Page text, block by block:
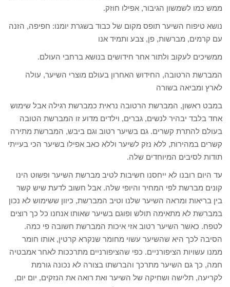
ממש כמו לשמשון הגיבור, אפילו חוזק.
נושא טיפוח השיער תופס מקום של כבוד בשגרת יומנו: חפיפה, הזנה
עם קרמים, מברשות, פן, צבע ותמיד אנו
ממשיכים לעקוב ולתור אחר חידושים בנושא ברחבי העולם.
המברשת הרטובה, החידוש האחרון בעולם מוצרי השיער, עולה
לארץ ומביאה בשורה
במבט ראשון, המברשת הרטובה נראית כמברשת רגילה אבל שימוש
אחד בלבד יבהיר לנשים, גברים, וילדים מדוע זו המברשת הטובה
בעולם להתרת קשרים. גם בשיער רטוב וגם ביבש, המברשת מתירה
קשרים במהירות, ללא נזק לשיער וללא כאב אפילו בשיער הכי בעייתי
תודות לסיבים המיוחדים שלה.
עד היום רובנו לא ייחסנו חשיבות לטיב מברשת השיער ופשוט הינו
קונים מברשת לפי המחיר והיופי שלה. אבל חשוב לדעת שיש קשר
בין בריאות ומראה השיער שלנו וטיב המברשת, כיוון ששימוש לא נכון
במברשת לא מתאימה תולש ופוגם בשיער שאותו אנחנו כל כך רוצים
לטפח. כאשר השיער רטוב אזי איכות המברשת חשובה פי כמה.
הסיבה לכך היא שהשיער עשוי מחומר שנקרא קרטין, אותו חומר
ממנו עשויות הציפורניים. כפי שהציפורניים מתרככות לאחר אמבטיה
חמה, כך גם השיער מתרכך והברשתו בצורה לא נכונה גורמת
לקריעה, תלישה ושחיקה של השיער ואת רואה את הנזקים, יום יום,